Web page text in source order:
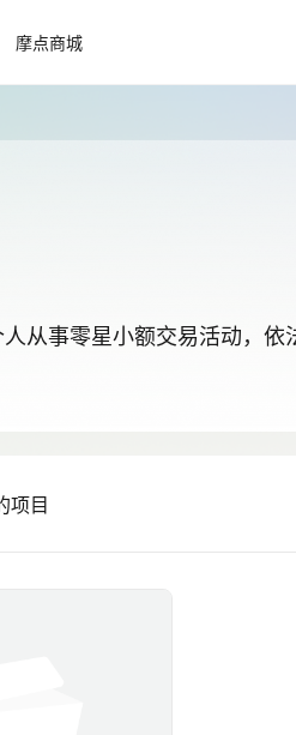
摩点商城
人从事零星小额交易活动，依
项目